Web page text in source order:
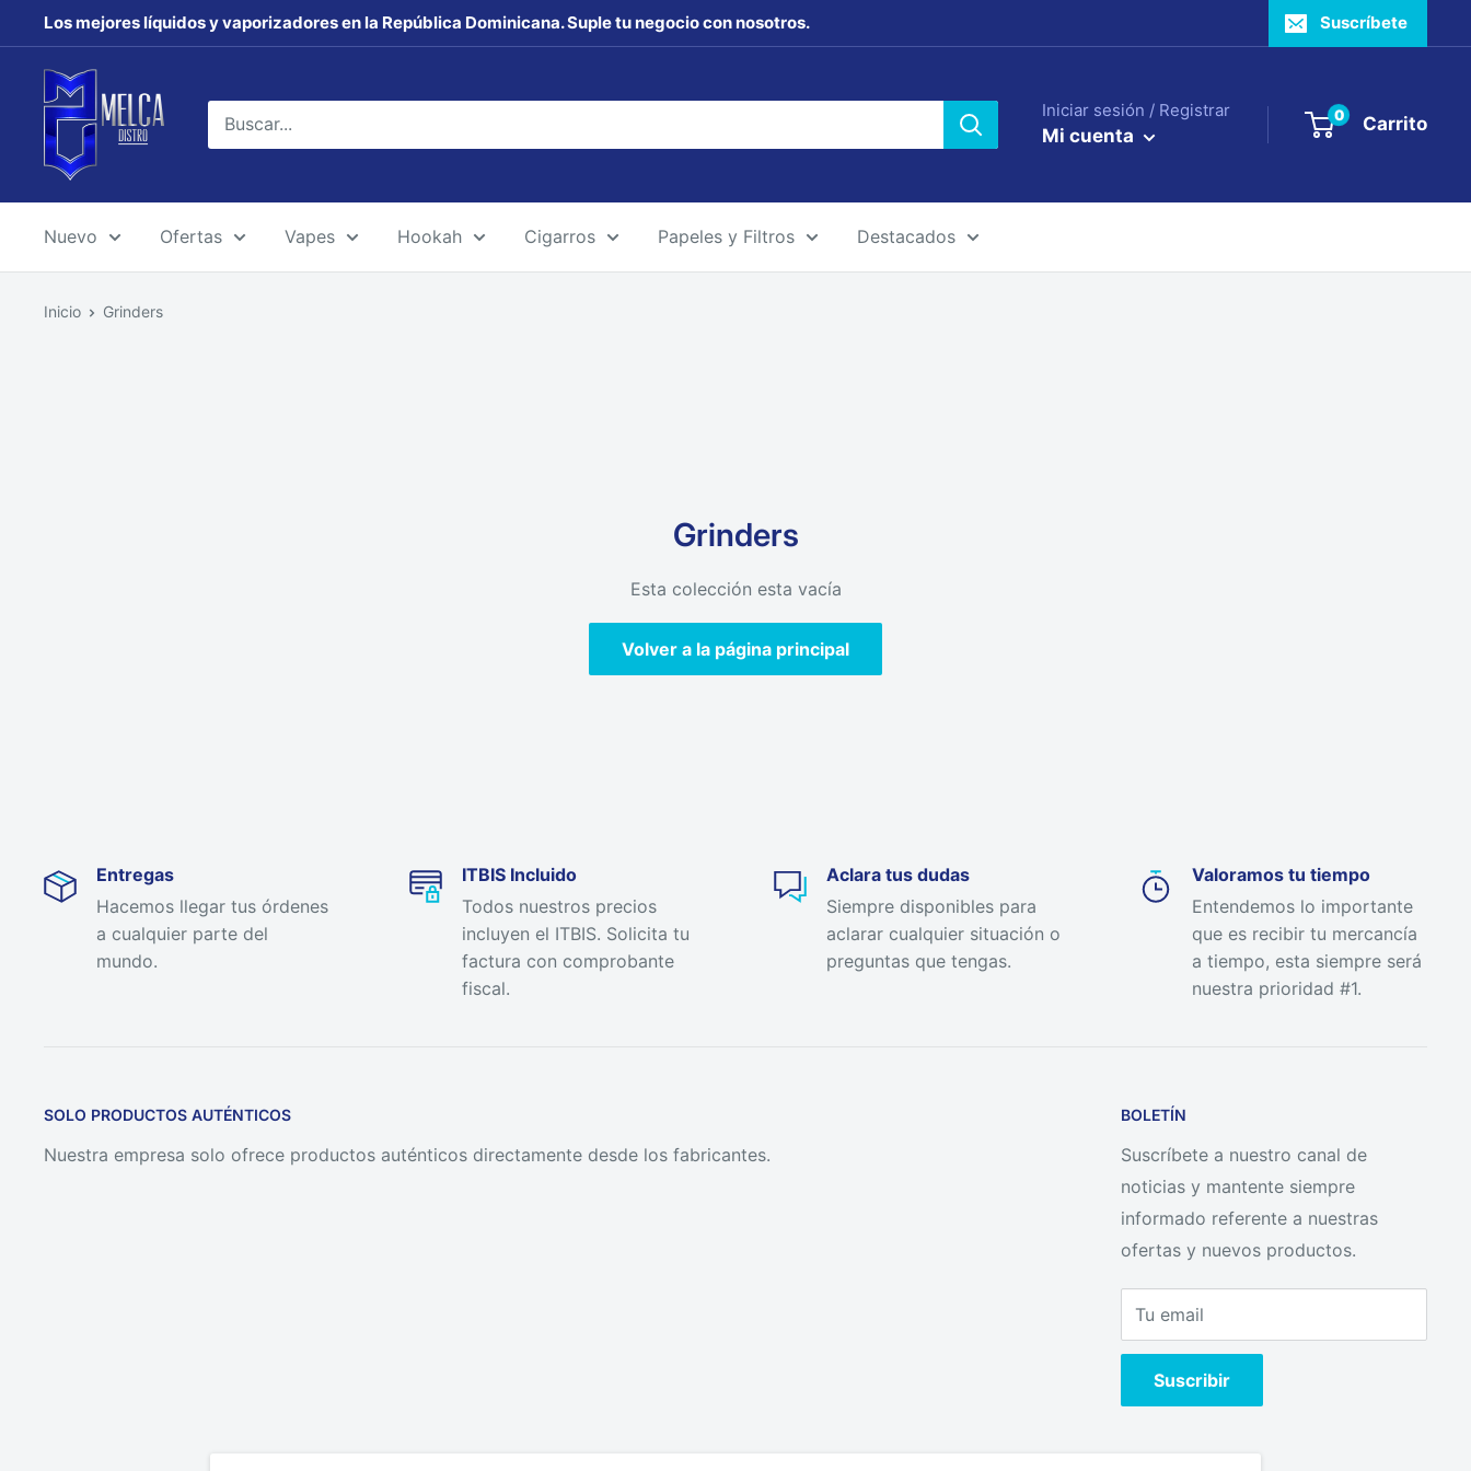
directamente
contenido
Los mejores líquidos y vaporizadores en la República Dominicana. Suple tu negocio con nosotros. Suscríbete
MELCA
DISTRO
Iniciar sesión / Registrar
Mi cuenta
0 Carrito
Nuevo Ofertas Vapes Hookah Cigarros Papeles y Filtros Destacados
Inicio Grinders
Grinders
Esta colección esta vacía
Volver a la página principal
Entregas
Hacemos llegar tus órdenes
a cualquier parte del
mundo.
ITBIS Incluido
Todos nuestros precios
incluyen el ITBIS. Solicita tu
factura con comprobante
fiscal.
Aclara tus dudas
Siempre disponibles para
aclarar cualquier situación o
preguntas que tengas.
Valoramos tu tiempo
Entendemos lo importante
que es recibir tu mercancía
a tiempo, esta siempre será
nuestra prioridad #1.
SOLO PRODUCTOS AUTÉNTICOS
Nuestra empresa solo ofrece productos auténticos directamente desde los fabricantes.
BOLETÍN
Suscríbete a nuestro canal de
noticias y mantente siempre
informado referente a nuestras
ofertas y nuevos productos.
Tu email
Suscribir